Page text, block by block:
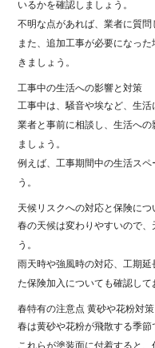
いるかを確認しましょう。
不明な点があれば、業者に質問
また、追加工事が必要になっ
きましょう。
工事中の生活への影響と対策
工事中は、騒音や埃など、生活
業者と事前に相談し、生活へ
ましょう。
例えば、工事期間中の生活ス
う。
天候リスクへの対応と保険につ
春の天候は変わりやすいので
う。
雨天時や強風時の対応、工期
た保険加入についても確認して
春特有の注意点 黄砂や花粉対策
春は黄砂や花粉が飛散する季節